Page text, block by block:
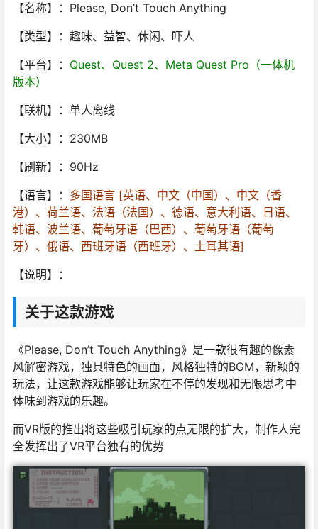
【名称】：Please, Don’t Touch Anything
【类型】：趣味、益智、休闲、吓人
【平台】： Quest、Quest 2、Meta Quest Pro（一体机
版本）
【联机】：单人离线
【大小】：230MB
【刷新】：90Hz
【语言】： 多国语言 [英语、中文（中国）、中文（香
港）、荷兰语、法语（法国）、德语、意大利语、日语、
韩语、波兰语、葡萄牙语（巴西）、葡萄牙语（葡萄
牙）、俄语、西班牙语（西班牙）、土耳其语]
【说明】：
关于这款游戏
《Please, Don’t Touch Anything》是一款很有趣的像素
风解密游戏，独具特色的画面，风格独特的BGM，新颖的
玩法，让这款游戏能够让玩家在不停的发现和无限思考中
体味到游戏的乐趣。
而VR版的推出将这些吸引玩家的点无限的扩大，制作人完
全发挥出了VR平台独有的优势